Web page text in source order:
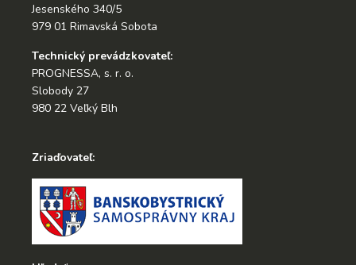
Jesenského 340/5
979 01 Rimavská Sobota
Technický prevádzkovateľ:
PROGNESSA, s. r. o.
Slobody 27
980 22 Veľký Blh
Zriaďovateľ: